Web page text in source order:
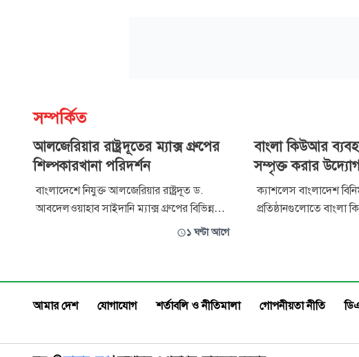
সম্পর্কিত
আলজেরিয়ার রাষ্ট্রদূতের ম্যাক্স গ্রুপের
শিল্পকারখানা পরিদর্শন
বাংলাদেশে নিযুক্ত আলজেরিয়ার রাষ্ট্রদূত ড.
আবদেলওয়াহাব সাইদানি ম্যাক্স গ্রুপের বিভিন্ন
শিল্পকারখানা পরিদর্শন করেছেন। এ সময় তিনি
সম্প্রসারণের সম্ভাবনা নিয়ে ম্যাক্স গ্রুপের ঊর্ধ্বতন
কর্মকর্তাদের সঙ্গে মতবিনিম
১ ঘণ্টা আগে
বাংলা কিউআর
সম্পৃক্ত করার
ক্যাশলেস বাংলাদেশ
প্রতিষ্ঠানগুলোতে বাংলা
বাড়াতে বিশিষ্ট
ব্যাংকের উদ্যোগে এ সভা
প্রধান অতিথি হিসেবে
আমার দেশ যোগাযোগ শর্তাবলি ও নীতিমালা গোপনীয়তা নীতি